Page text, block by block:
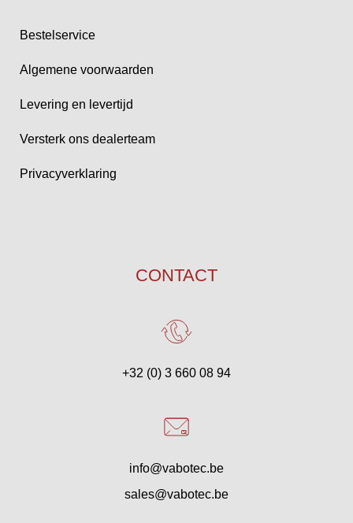
Bestelservice
Algemene voorwaarden
Levering en levertijd
Versterk ons dealerteam
Privacyverklaring
CONTACT
+32 (0) 3 660 08 94
info@vabotec.be
sales@vabotec.be